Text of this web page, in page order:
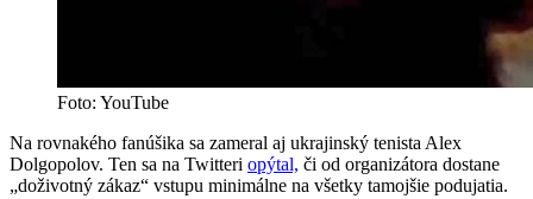
Foto: YouTube
Na rovnakého fanúšika sa zameral aj ukrajinský tenista Alex
Dolgopolov. Ten sa na Twitteri opýtal, či od organizátora dostane
„doživotný zákaz“ vstupu minimálne na všetky tamojšie podujatia.